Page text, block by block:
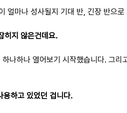
얼마나 성사될지 기대 반, 긴장 반으로
히지 않은건데요.
나하나 열어보기 시작했습니다. 그리
용하고 있었던 겁니다.